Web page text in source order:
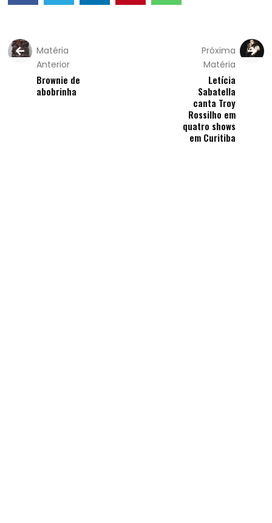
Matéria
Anterior
Brownie de
abobrinha
Próxima
Matéria
Letícia
Sabatella
canta Troy
Rossilho em
quatro shows
em Curitiba